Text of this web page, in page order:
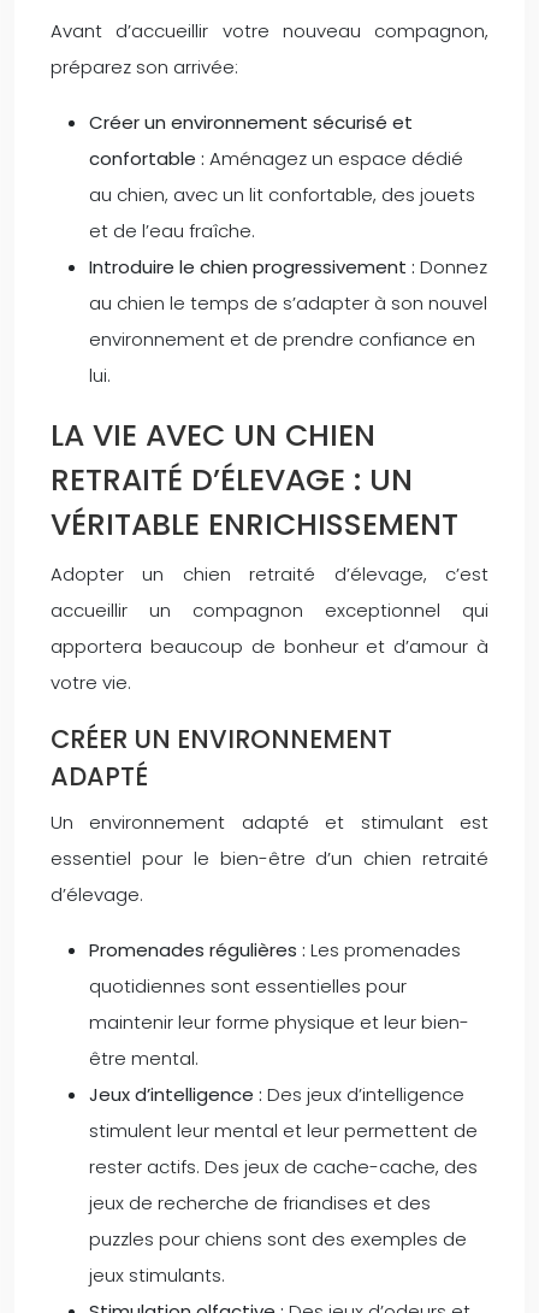
Avant d’accueillir votre nouveau compagnon,
préparez son arrivée:
Créer un environnement sécurisé et
confortable : Aménagez un espace dédié
au chien, avec un lit confortable, des jouets
et de l’eau fraîche.
Introduire le chien progressivement : Donnez
au chien le temps de s’adapter à son nouvel
environnement et de prendre confiance en
lui.
LA VIE AVEC UN CHIEN
RETRAITÉ D’ÉLEVAGE : UN
VÉRITABLE ENRICHISSEMENT
Adopter un chien retraité d’élevage, c’est
accueillir un compagnon exceptionnel qui
apportera beaucoup de bonheur et d’amour à
votre vie.
CRÉER UN ENVIRONNEMENT
ADAPTÉ
Un environnement adapté et stimulant est
essentiel pour le bien-être d’un chien retraité
d’élevage.
Promenades régulières : Les promenades
quotidiennes sont essentielles pour
maintenir leur forme physique et leur bien-
être mental.
Jeux d’intelligence : Des jeux d’intelligence
stimulent leur mental et leur permettent de
rester actifs. Des jeux de cache-cache, des
jeux de recherche de friandises et des
puzzles pour chiens sont des exemples de
jeux stimulants.